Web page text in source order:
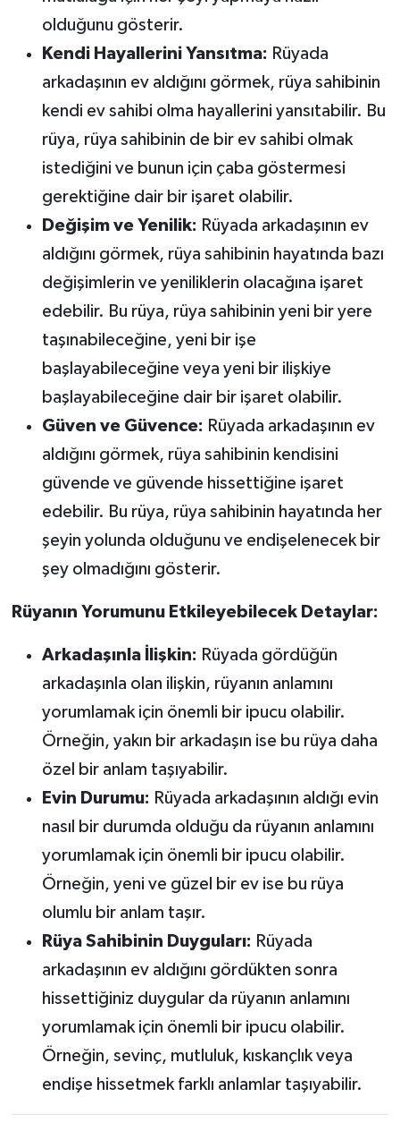
olduğunu gösterir.
Kendi Hayallerini Yansıtma: Rüyada
arkadaşının ev aldığını görmek, rüya sahibinin
kendi ev sahibi olma hayallerini yansıtabilir. Bu
rüya, rüya sahibinin de bir ev sahibi olmak
istediğini ve bunun için çaba göstermesi
gerektiğine dair bir işaret olabilir.
Değişim ve Yenilik: Rüyada arkadaşının ev
aldığını görmek, rüya sahibinin hayatında bazı
değişimlerin ve yeniliklerin olacağına işaret
edebilir. Bu rüya, rüya sahibinin yeni bir yere
taşınabileceğine, yeni bir işe
başlayabileceğine veya yeni bir ilişkiye
başlayabileceğine dair bir işaret olabilir.
Güven ve Güvence: Rüyada arkadaşının ev
aldığını görmek, rüya sahibinin kendisini
güvende ve güvende hissettiğine işaret
edebilir. Bu rüya, rüya sahibinin hayatında her
şeyin yolunda olduğunu ve endişelenecek bir
şey olmadığını gösterir.
Rüyanın Yorumunu Etkileyebilecek Detaylar:
Arkadaşınla İlişkin: Rüyada gördüğün
arkadaşınla olan ilişkin, rüyanın anlamını
yorumlamak için önemli bir ipucu olabilir.
Örneğin, yakın bir arkadaşın ise bu rüya daha
özel bir anlam taşıyabilir.
Evin Durumu: Rüyada arkadaşının aldığı evin
nasıl bir durumda olduğu da rüyanın anlamını
yorumlamak için önemli bir ipucu olabilir.
Örneğin, yeni ve güzel bir ev ise bu rüya
olumlu bir anlam taşır.
Rüya Sahibinin Duyguları: Rüyada
arkadaşının ev aldığını gördükten sonra
hissettiğiniz duygular da rüyanın anlamını
yorumlamak için önemli bir ipucu olabilir.
Örneğin, sevinç, mutluluk, kıskançlık veya
endişe hissetmek farklı anlamlar taşıyabilir.